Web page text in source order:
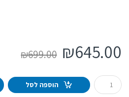
₪645.00
₪699.00
Q
u
הוספה לסל